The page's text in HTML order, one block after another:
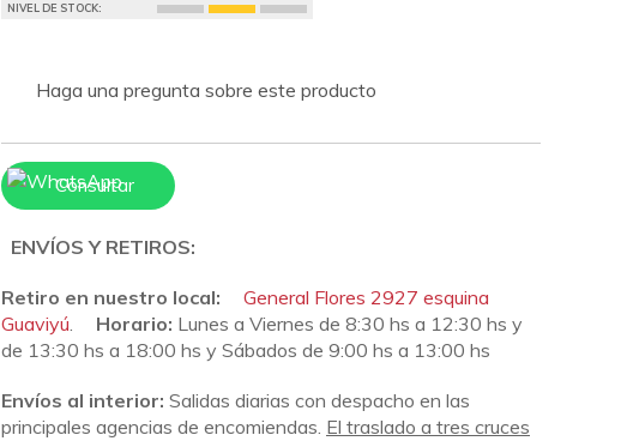
NIVEL DE STOCK:
Haga una pregunta sobre este producto
Consultar
ENVÍOS Y RETIROS:
Retiro en nuestro local:
General Flores 2927 esquina
Guaviyú
Horario: Lunes a Viernes de 8:30 hs a 12:30 hs y
de 13:30 hs a 18:00 hs y Sábados de 9:00 hs a 13:00 hs
Envíos al interior: Salidas diarias con despacho en las
principales agencias de encomiendas. El traslado a tres cruces